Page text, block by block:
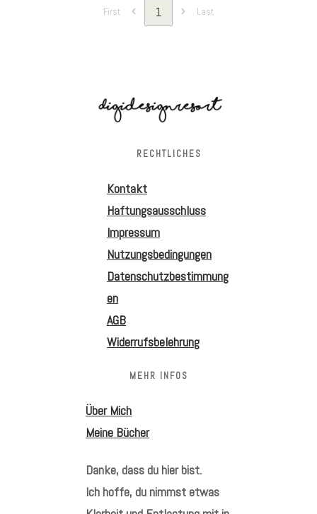
First 1 Last
RECHTLICHES
Kontakt
Haftungsausschluss
Impressum
Nutzungsbedingungen
Datenschutzbestimmung
en
AGB
Widerrufsbelehrung
MEHR INFOS
Über Mich
Meine Bücher
Danke, dass du hier bist.
Ich hoffe, du nimmst etwas